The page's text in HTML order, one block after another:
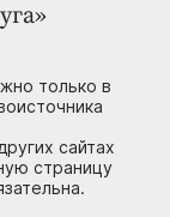
только в
сайтах
страницу